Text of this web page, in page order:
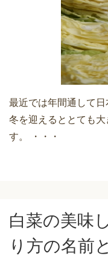
最近では年間通して
冬を迎えるととても
す。 ・・・
白菜の美味
り方の名前